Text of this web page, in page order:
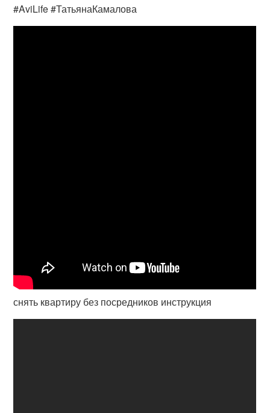
#AviLife #ТатьянаКамалова
снять квартиру без посредников инструкция